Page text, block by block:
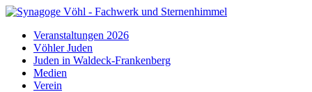
Veranstaltungen 2026
Vöhler Juden
Juden in Waldeck-Frankenberg
Medien
Verein